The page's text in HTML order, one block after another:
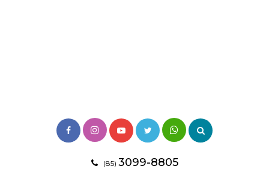
(85) 3099-8805